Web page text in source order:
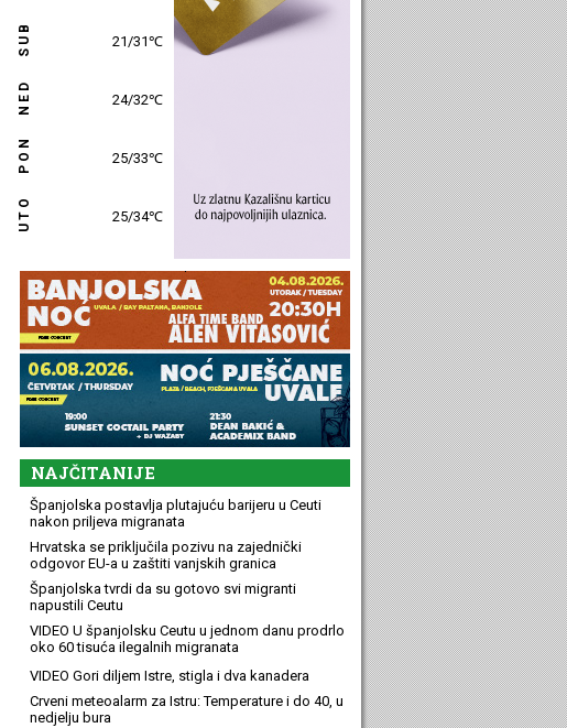
SUB 24/30℃
NED 25/31℃
PON 26/31℃
UTO 26/32℃
NAJČITANIJE
Španjolska postavlja plutajuću barijeru u Ceuti
nakon priljeva migranata
Hrvatska se priključila pozivu na zajednički
odgovor EU-a u zaštiti vanjskih granica
Španjolska tvrdi da su gotovo svi migranti
napustili Ceutu
VIDEO U španjolsku Ceutu u jednom danu prodrlo
oko 60 tisuća ilegalnih migranata
VIDEO Gori diljem Istre, stigla i dva kanadera
Crveni meteoalarm za Istru: Temperature i do 40, u
nedjelju bura